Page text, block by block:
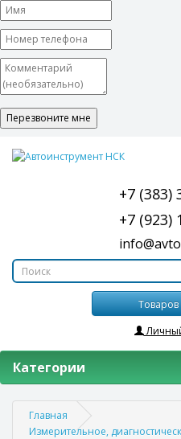
+7 (383)
+7 (923)
Товаров
Категории
Главная
Измерительное,